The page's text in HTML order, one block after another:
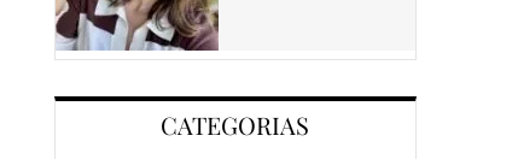
CATEGORIAS